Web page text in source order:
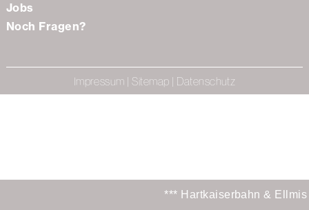
Jobs
Noch Fragen?
Impressum |Sitemap Datenschutz
*** Hartkaiserbahn &